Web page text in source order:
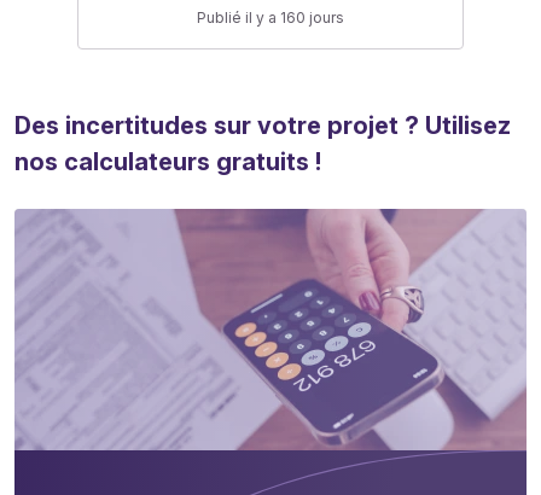
Publié il y a 160 jours
Des incertitudes sur votre projet ? Utilisez
nos calculateurs gratuits !